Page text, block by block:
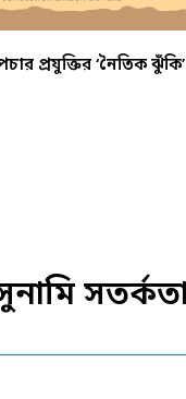
প্রযুক্তির ‘নৈতিক ঝুঁকি’